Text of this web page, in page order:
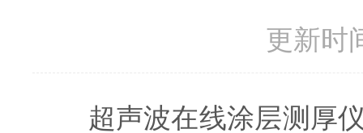
更新时
超声波在线涂层测厚仪